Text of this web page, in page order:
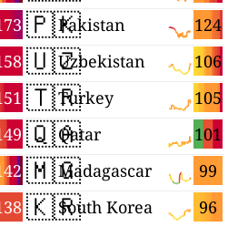
🇵🇰
124
Pakistan
🇺🇿 106
Uzbekistan
🇹🇷 105
Turkey
🇶🇦 101
Qatar
🇲🇬 99
Madagascar
🇰🇷 96
South Korea